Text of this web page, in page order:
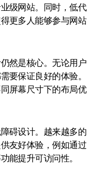
级网站。同时，低代
更多人能够参与网站
然是核心。无论用户
要保证良好的体验。
屏幕尺寸下的布局优
碍设计。越来越多的
友好体验，例如通过
能提升可访问性。